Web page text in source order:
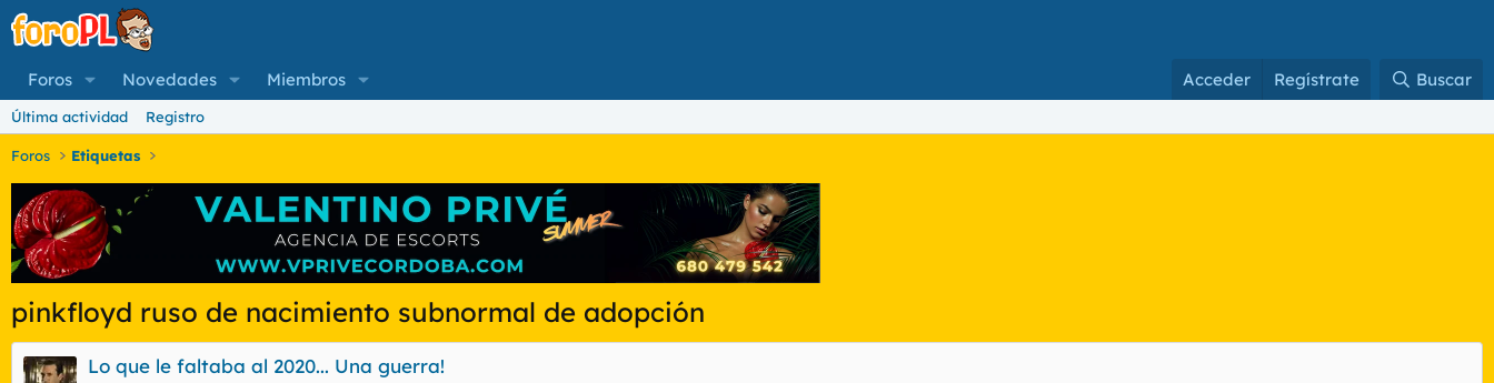
Foros Novedades Miembros Acceder Regístrate Buscar
Última actividad Registro
Foros Etiquetas
pinkfloyd ruso de nacimiento subnormal de adopción
Lo que le faltaba al 2020... Una guerra!